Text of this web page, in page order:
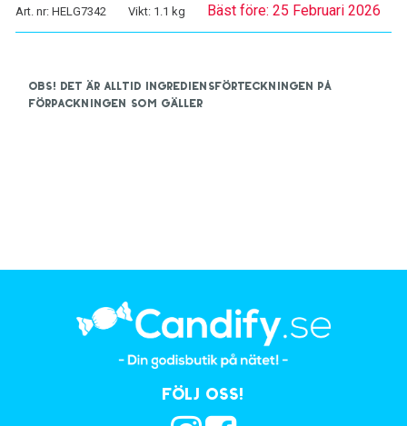
Art. nr: HELG7342 Vikt: 1.1 kg Bäst före: 25 Februari 2026
OBS! Det är alltid ingrediensförteckningen på
förpackningen som gäller
Följ oss!